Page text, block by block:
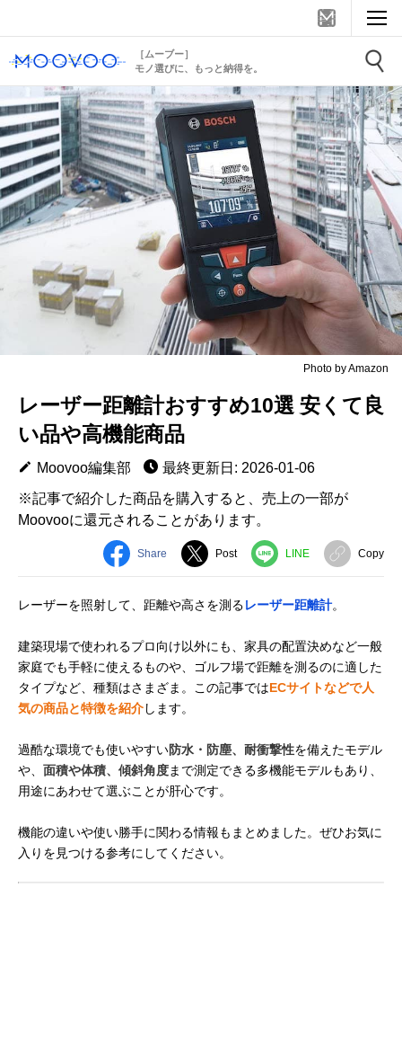
［ムーブー］
モノ選びに、もっと納得を。
Photo by Amazon
レーザー距離計おすすめ10選 安くて良
い品や高機能商品
Moovoo編集部
最終更新日: 2026-01-06
※記事で紹介した商品を購入すると、売上の一部が
Moovooに還元されることがあります。
Share Post LINE Copy
レーザーを照射して、距離や高さを測るレーザー距離計。
建築現場で使われるプロ向け以外にも、家具の配置決めなど一般
家庭でも手軽に使えるものや、ゴルフ場で距離を測るのに適した
タイプなど、種類はさまざま。この記事ではECサイトなどで人
気の商品と特徴を紹介します。
過酷な環境でも使いやすい防水・防塵、耐衝撃性を備えたモデル
や、 面積や体積、傾斜角度まで測定できる多機能モデルもあり、
用途にあわせて選ぶことが肝心です。
機能の違いや使い勝手に関わる情報もまとめました。ぜひお気に
入りを見つける参考にしてください。